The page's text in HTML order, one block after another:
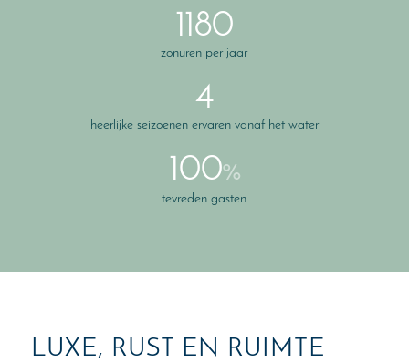
1180
zonuren per jaar
4
heerlijke seizoenen ervaren vanaf het water
100%
tevreden gasten
LUXE, RUST EN RUIMTE